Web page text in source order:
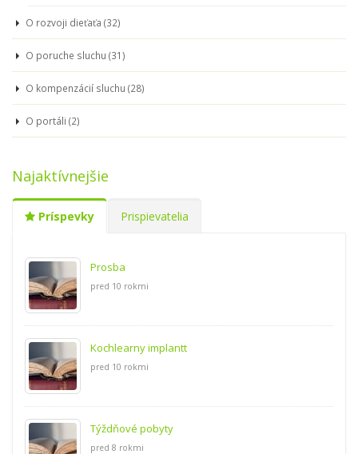
O rozvoji dieťaťa (32)
O poruche sluchu (31)
O kompenzácií sluchu (28)
O portáli (2)
Najaktívnejšie
Príspevky Prispievatelia
Prosba
pred 10 rokmi
Kochlearny implantt
pred 10 rokmi
Týždňové pobyty
pred 8 rokmi